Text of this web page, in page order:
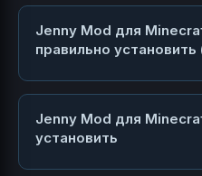
Jenny Mod для
правильно
Jenny Mod для
установить